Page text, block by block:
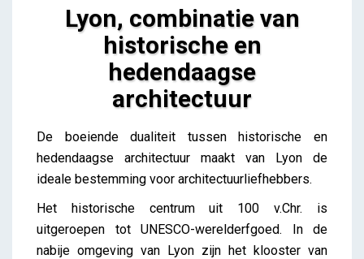
Lyon, combinatie van
historische en
hedendaagse
architectuur
Lyon, combinatie van historische en hedendaagse
Lieve Drooghmans
De boeiende dualiteit tussen historische en
hedendaagse architectuur maakt van Lyon de
ideale bestemming voor architectuurliefhebbers.
Het historische centrum uit 100 v.Chr. is
uitgeroepen tot UNESCO-werelderfgoed. In de
nabije omgeving van Lyon zijn het klooster van